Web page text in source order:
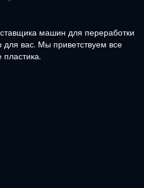
машин для переработки
вас. Мы приветствуем все